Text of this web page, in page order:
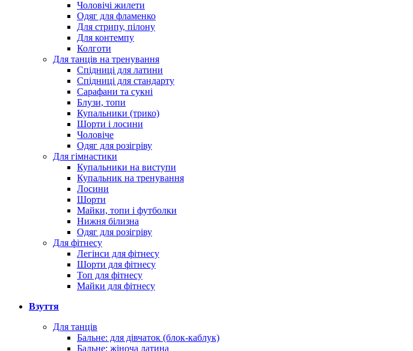
Чоловічі жилети
Одяг для фламенко
Для стрипу, пілону
Для контемпу
Колготи
Для танців на тренування
Спідниці для латини
Спідниці для стандарту
Сарафани та сукні
Блузи, топи
Купальники (трико)
Шорти і лосини
Чоловіче
Одяг для розігріву
Для гімнастики
Купальники на виступи
Купальник на тренування
Лосини
Шорти
Майки, топи і футболки
Нижня білизна
Одяг для розігріву
Для фітнесу
Легінси для фітнесу
Шорти для фітнесу
Топ для фітнесу
Майки для фітнесу
Взуття
Для танців
Бальне: для дівчаток (блок-каблук)
Бальне: жіноча латина